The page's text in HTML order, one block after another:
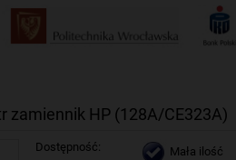
zamiennik HP (128A/CE323A)
Dostępność:
Mała ilość